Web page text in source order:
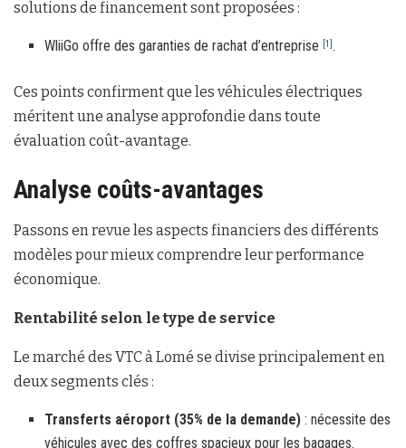
solutions de financement sont proposées :
WliiGo offre des garanties de rachat d’entreprise [1] .
Ces points confirment que les véhicules électriques
méritent une analyse approfondie dans toute
évaluation coût-avantage.
Analyse coûts-avantages
Passons en revue les aspects financiers des différents
modèles pour mieux comprendre leur performance
économique.
Rentabilité selon le type de service
Le marché des VTC à Lomé se divise principalement en
deux segments clés :
Transferts aéroport (35% de la demande) : nécessite des
véhicules avec des coffres spacieux pour les bagages.